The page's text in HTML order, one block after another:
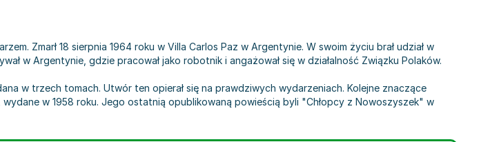
Zmarł 18 sierpnia 1964 roku w Villa Carlos Paz w Argentynie. W swoim życiu brał udział w
w Argentynie, gdzie pracował jako robotnik i angażował się w działalność Związku Polaków.
w trzech tomach. Utwór ten opierał się na prawdziwych wydarzeniach. Kolejne znaczące
w 1958 roku. Jego ostatnią opublikowaną powieścią byli "Chłopcy z Nowoszyszek" w